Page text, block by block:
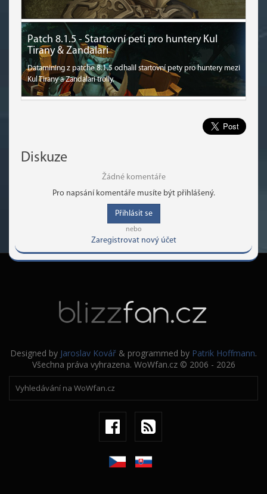
Patch 8.1.5 - Startovní peti pro huntery Kul
Tirany & Zandalari
Datamining z patche 8.1.5 odhalil startovní pety pro huntery mezi
Kul Tirany a Zandalari trolly.
Diskuze
Žádné komentáře
Pro napsání komentáře musíte být přihlášený.
Přihlásit se
nebo
Zaregistrovat nový účet
Designed by Jaroslav Kovář & programmed by Patrik Hoffmann.
Všechna práva vyhrazena. WoWfan.cz © 2006 - 2026